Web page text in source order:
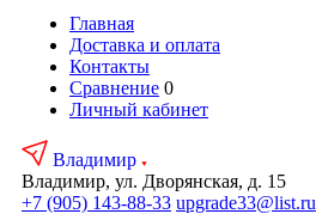
Главная
Доставка и оплата
Контакты
Сравнение 0
Личный кабинет
Владимир
Владимир, ул. Дворянская, д. 15
+7 (905) 143-88-33 upgrade33@list.ru